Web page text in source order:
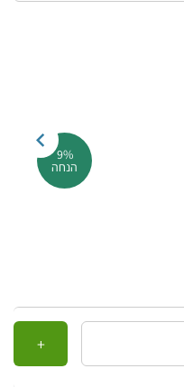
9%
הנחה